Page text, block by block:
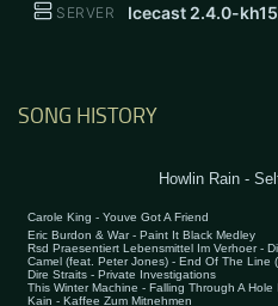
SERVER Icecast 2.4.0-kh15
SONG HISTORY